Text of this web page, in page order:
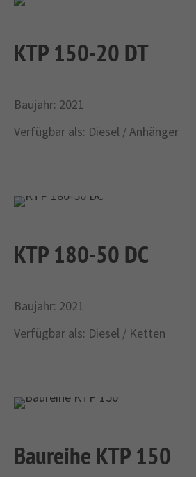
KTP 150-20 DT
Baujahr: 2021
Verfügbar als: Diesel / Anhänger
KTP 180-50 DC
Baujahr: 2021
Verfügbar als: Diesel / Ketten
Baureihe KTP 150